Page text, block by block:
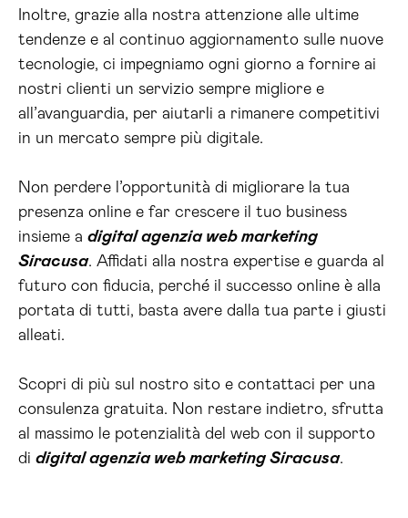
Inoltre, grazie alla nostra attenzione alle ultime
tendenze e al continuo aggiornamento sulle nuove
tecnologie, ci impegniamo ogni giorno a fornire ai
nostri clienti un servizio sempre migliore e
all’avanguardia, per aiutarli a rimanere competitivi
in un mercato sempre più digitale.
Non perdere l’opportunità di migliorare la tua
presenza online e far crescere il tuo business
insieme a digital agenzia web marketing
Siracusa. Affidati alla nostra expertise e guarda al
futuro con fiducia, perché il successo online è alla
portata di tutti, basta avere dalla tua parte i giusti
alleati.
Scopri di più sul nostro sito e contattaci per una
consulenza gratuita. Non restare indietro, sfrutta
al massimo le potenzialità del web con il supporto
di digital agenzia web marketing Siracusa.